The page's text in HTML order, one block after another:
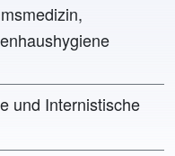
und Internistische